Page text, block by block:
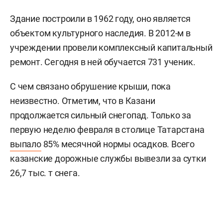
Здание построили в 1962 году, оно является
объектом культурного наследия. В 2012-м в
учреждении провели комплексный капитальный
ремонт. Сегодня в ней обучается 731 ученик.
С чем связано обрушение крыши, пока
неизвестно. Отметим, что в Казани
продолжается сильный снегопад. Только за
первую неделю февраля в столице Татарстана
выпало85% месячной нормы осадков. Всего
казанские дорожные службы вывезли за сутки
26,7 тыс. т снега.